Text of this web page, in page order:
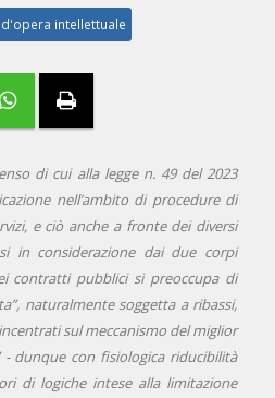
intellettuale
di cui alla legge n. 49 del 2023
nell’ambito di procedure di
e ciò anche a fronte dei diversi
in considerazione dai due corpi
contratti pubblici si preoccupa di
naturalmente soggetta a ribassi,
sul meccanismo del miglior
- dunque con fisiologica riducibilità
di logiche intese alla limitazione